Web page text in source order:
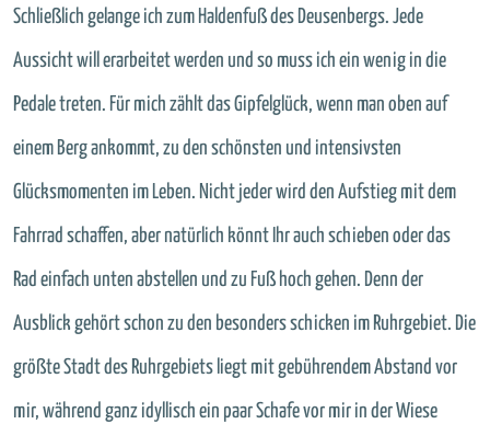
Schließlich gelange ich zum Haldenfuß des Deusenbergs. Jede
Aussicht will erarbeitet werden und so muss ich ein wenig in die
Pedale treten. Für mich zählt das Gipfelglück, wenn man oben auf
einem Berg ankommt, zu den schönsten und intensivsten
Glücksmomenten im Leben. Nicht jeder wird den Aufstieg mit dem
Fahrrad schaffen, aber natürlich könnt Ihr auch schieben oder das
Rad einfach unten abstellen und zu Fuß hoch gehen. Denn der
Ausblick gehört schon zu den besonders schicken im Ruhrgebiet. Die
größte Stadt des Ruhrgebiets liegt mit gebührendem Abstand vor
mir, während ganz idyllisch ein paar Schafe vor mir in der Wiese